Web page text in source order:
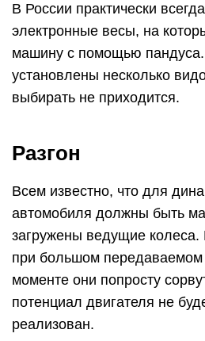
В России практически
электронные весы, на
машину с помощью пандуса.
установлены несколько
выбирать не приходится.
Разгон
Всем известно, что для
автомобиля должны быть
загружены ведущие колеса.
при большом
моменте они попросту
потенциал двигателя не
реализован.